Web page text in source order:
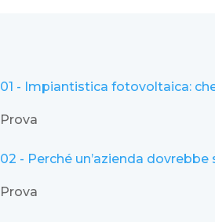
01 - Impiantistica fotovoltaica:
Prova
02 - Perché un’azienda
Prova